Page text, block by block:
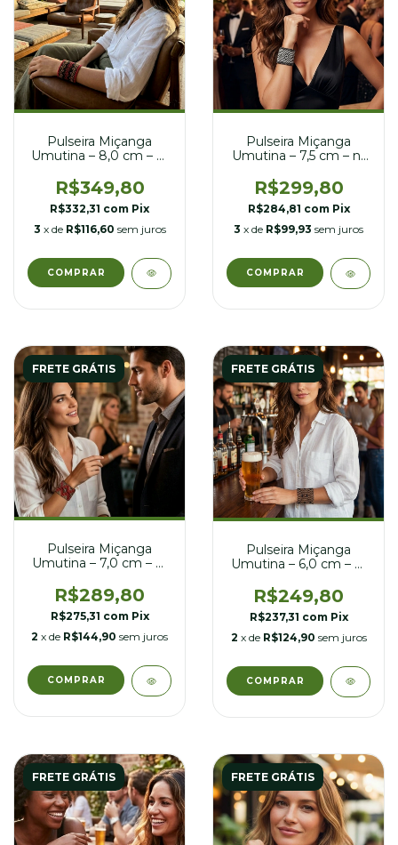
Pulseira Miçanga
Umutina – 8,0 cm – nº
R$349,80
R$332,31 com Pix
3 x de R$116,60 sem juros
Pulseira Miçanga
Umutina – 7,5 cm – nº
R$299,80
R$284,81 com Pix
3 x de R$99,93 sem juros
FRETE GRÁTIS
Pulseira Miçanga
Umutina – 7,0 cm – nº
R$289,80
R$275,31 com Pix
2 x de R$144,90 sem juros
FRETE GRÁTIS
Pulseira Miçanga
Umutina – 6,0 cm – nº
R$249,80
R$237,31 com Pix
2 x de R$124,90 sem juros
FRETE GRÁTIS FRETE GRÁTIS